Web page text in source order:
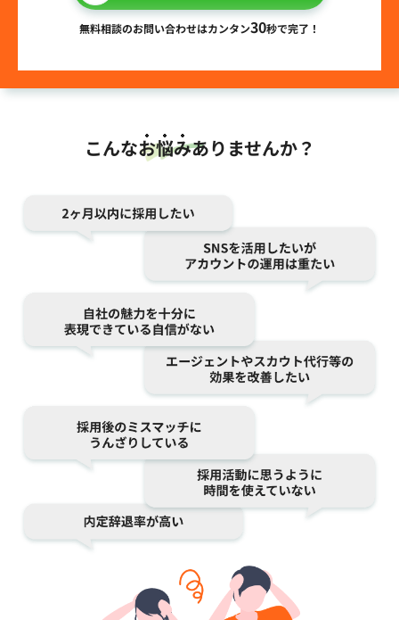
無料相談のお問い合わせはカンタン30秒で完了！
こんなお悩みありませんか？